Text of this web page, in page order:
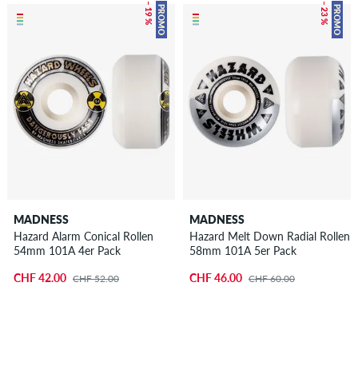
PROMO
– 19 %
MADNESS
Hazard Alarm Conical Rollen
54mm 101A 4er Pack
CHF 42.00 CHF 52.00
PROMO
– 23 %
MADNESS
Hazard Melt Down Radial Rollen
58mm 101A 5er Pack
CHF 46.00 CHF 60.00